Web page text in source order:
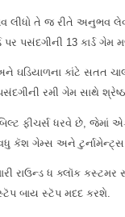
તે જ રીતે અનુભવ
પસંદગીની 13 કાર્ડ ગેમ
ઘડિયાળના કાંટે સતત
રમી ગેમ સાથે શ્રેષ્ઠ
ફીચર્સ ધરવે છે,
ગેમ્સ અને ટુર્નામેન્ટ્સ
રાઉન્ડ ધ ક્લૉક
બાય સ્ટૅપ મદદ કરશે.